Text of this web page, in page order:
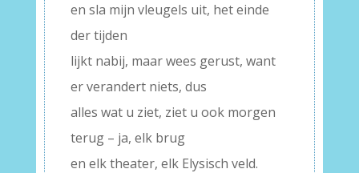
en sla mijn vleugels uit, het einde
der tijden
lijkt nabij, maar wees gerust, want
er verandert niets, dus
alles wat u ziet, ziet u ook morgen
terug – ja, elk brug
en elk theater, elk Elysisch veld.